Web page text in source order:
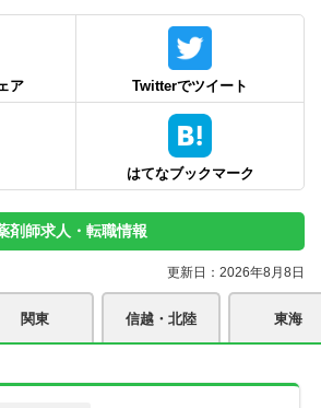
ア Twitterでツイート
はてなブックマーク
剤師求人・転職情報
更新日：2026年8月8日
関東 信越・北陸 東海